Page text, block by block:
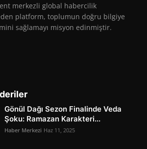
merkezli global habercilik
platform, toplumun doğru bilgiye
sağlamayı misyon edinmiştir.
Gönül Dağı Sezon Finalinde Veda
Şoku: Ramazan Karakteri...
Haber Merkezi Haz 11, 2025